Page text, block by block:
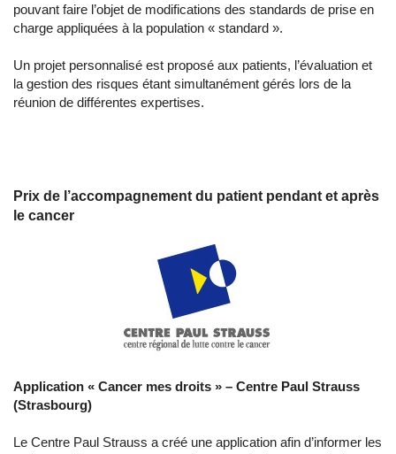
pouvant faire l’objet de modifications des standards de prise en
charge appliquées à la population « standard ».
Un projet personnalisé est proposé aux patients, l’évaluation et
la gestion des risques étant simultanément gérés lors de la
réunion de différentes expertises.
Prix de l’accompagnement du patient pendant et après
le cancer
Application « Cancer mes droits » – Centre Paul Strauss
(Strasbourg)
Le Centre Paul Strauss a créé une application afin d’informer les